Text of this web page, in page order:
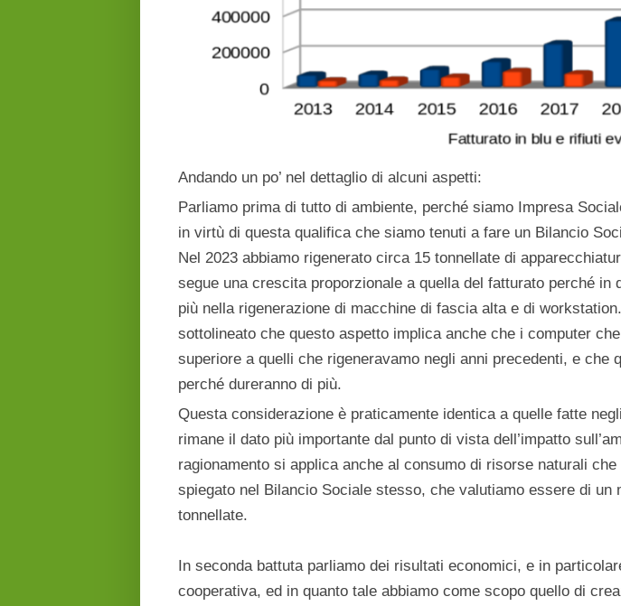
Andando un po’ nel dettaglio di alcuni aspetti:
Parliamo prima di tutto di ambiente, perché siamo Impresa
in virtù di questa qualifica che siamo tenuti a fare un Bilancio
Nel 2023 abbiamo rigenerato circa 15 tonnellate di
segue una crescita proporzionale a quella del fatturato perché
più nella rigenerazione di macchine di fascia alta e di
sottolineato che questo aspetto implica anche che i computer
superiore a quelli che rigeneravamo negli anni precedenti, e che
perché dureranno di più.
Questa considerazione è praticamente identica a quelle fatte
rimane il dato più importante dal punto di vista dell’impatto
ragionamento si applica anche al consumo di risorse naturali
spiegato nel Bilancio Sociale stesso, che valutiamo essere di
tonnellate.
In seconda battuta parliamo dei risultati economici, e in
cooperativa, ed in quanto tale abbiamo come scopo quello di